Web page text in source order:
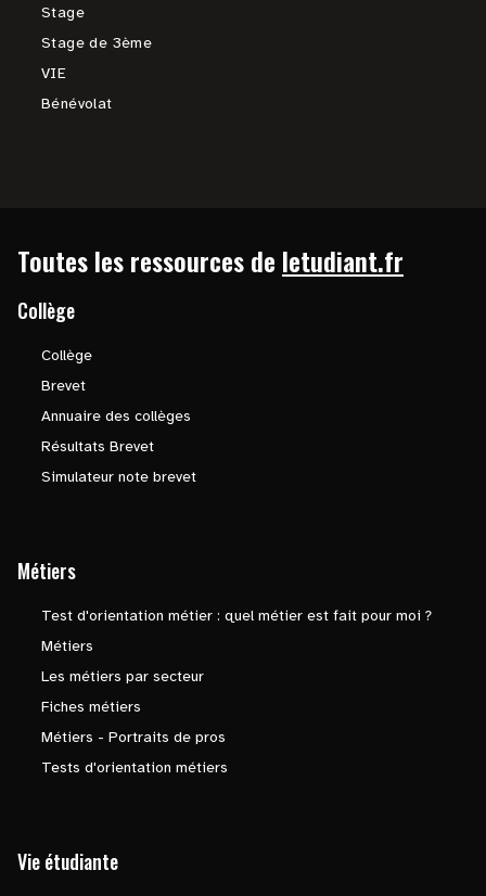
Stage
Stage de 3ème
VIE
Bénévolat
Toutes les ressources de letudiant.fr
Collège
Collège
Brevet
Annuaire des collèges
Résultats Brevet
Simulateur note brevet
Métiers
Test d'orientation métier : quel métier est fait pour moi ?
Métiers
Les métiers par secteur
Fiches métiers
Métiers - Portraits de pros
Tests d'orientation métiers
Vie étudiante